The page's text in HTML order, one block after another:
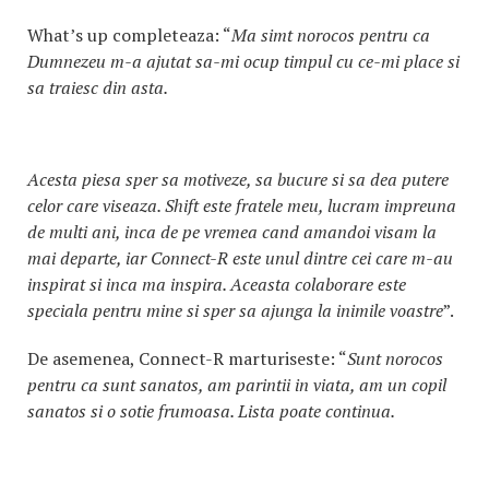
What’s up completeaza: “Ma simt norocos pentru ca
Dumnezeu m-a ajutat sa-mi ocup timpul cu ce-mi place si
sa traiesc din asta.
Acesta piesa sper sa motiveze, sa bucure si sa dea putere
celor care viseaza. Shift este fratele meu, lucram impreuna
de multi ani, inca de pe vremea cand amandoi visam la
mai departe, iar Connect-R este unul dintre cei care m-au
inspirat si inca ma inspira. Aceasta colaborare este
speciala pentru mine si sper sa ajunga la inimile voastre”.
De asemenea, Connect-R marturiseste: “Sunt norocos
pentru ca sunt sanatos, am parintii in viata, am un copil
sanatos si o sotie frumoasa. Lista poate continua.